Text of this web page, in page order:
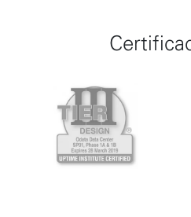
Item 1 of 5